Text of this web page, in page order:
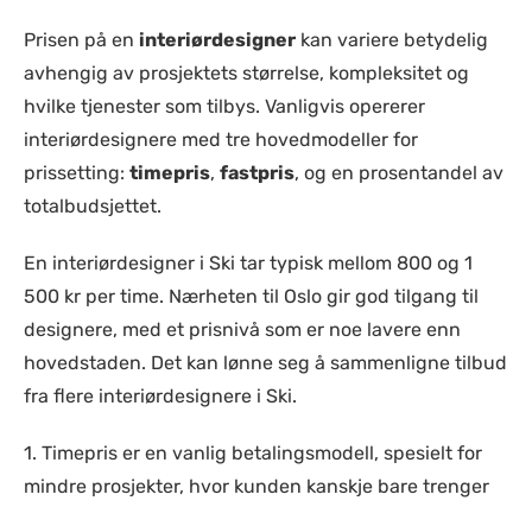
Prisen på en interiørdesigner kan variere betydelig
avhengig av prosjektets størrelse, kompleksitet og
hvilke tjenester som tilbys. Vanligvis opererer
interiørdesignere med tre hovedmodeller for
prissetting: timepris, fastpris, og en prosentandel av
totalbudsjettet.
En interiørdesigner i Ski tar typisk mellom 800 og 1
500 kr per time. Nærheten til Oslo gir god tilgang til
designere, med et prisnivå som er noe lavere enn
hovedstaden. Det kan lønne seg å sammenligne tilbud
fra flere interiørdesignere i Ski.
1. Timepris er en vanlig betalingsmodell, spesielt for
mindre prosjekter, hvor kunden kanskje bare trenger